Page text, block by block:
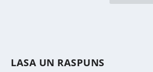
LASA UN RASPUNS